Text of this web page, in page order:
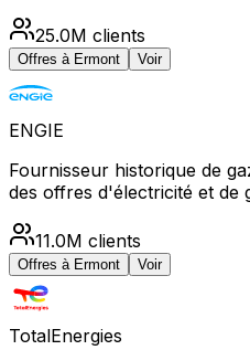
25.0M clients
Offres à Ermont Voir
ENGIE
Fournisseur historique de
des offres d'électricité et de
11.0M clients
Offres à Ermont Voir
TotalEnergies